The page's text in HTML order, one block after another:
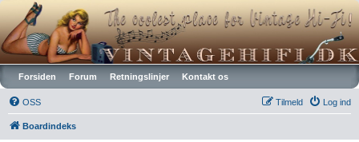
Vintagehifi.dk
Forsiden Forum Retningslinjer Kontakt os
OSS Log ind
Tilmeld
Boardindeks